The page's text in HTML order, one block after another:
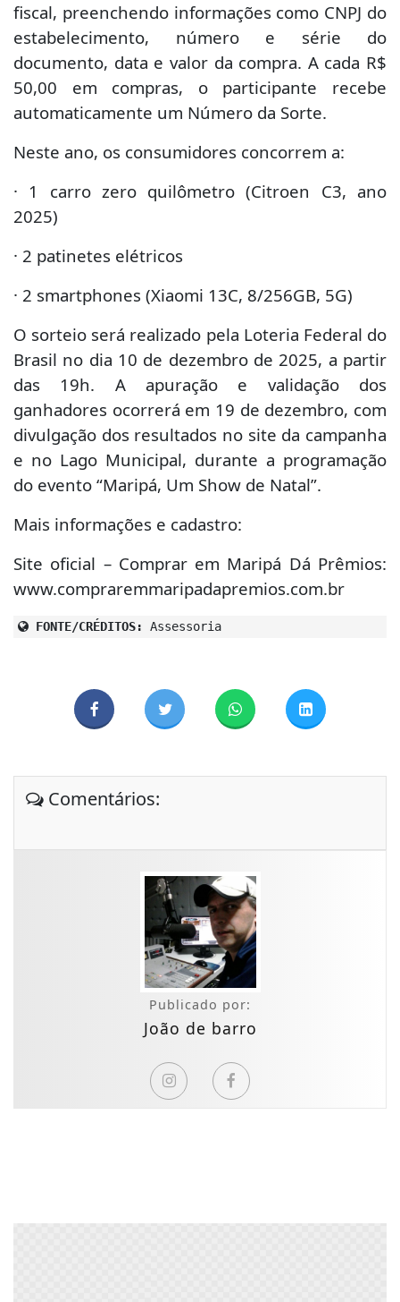
fiscal, preenchendo informações como CNPJ do
estabelecimento, número e série do
documento, data e valor da compra. A cada R$
50,00 em compras, o participante recebe
automaticamente um Número da Sorte.
Neste ano, os consumidores concorrem a:
· 1 carro zero quilômetro (Citroen C3, ano
2025)
· 2 patinetes elétricos
· 2 smartphones (Xiaomi 13C, 8/256GB, 5G)
O sorteio será realizado pela Loteria Federal do
Brasil no dia 10 de dezembro de 2025, a partir
das 19h. A apuração e validação dos
ganhadores ocorrerá em 19 de dezembro, com
divulgação dos resultados no site da campanha
e no Lago Municipal, durante a programação
do evento “Maripá, Um Show de Natal”.
Mais informações e cadastro:
Site oficial – Comprar em Maripá Dá Prêmios:
www.compraremmaripadapremios.com.br
FONTE/CRÉDITOS: Assessoria
Comentários:
Publicado por:
João de barro